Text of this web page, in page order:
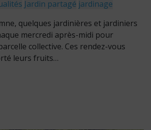
Jardin partagé jardinage
quelques jardinières et jardiniers
mercredi après-midi pour
collective. Ces rendez-vous
leurs fruits…